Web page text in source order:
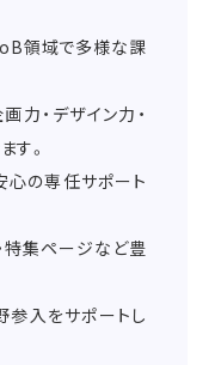
領域で多様な課
力・デザイン力・
す。
心の専任サポート
特集ページなど豊
参入をサポートし